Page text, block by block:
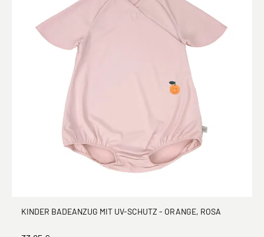
KINDER BADEANZUG MIT UV-SCHUTZ - ORANGE, ROSA